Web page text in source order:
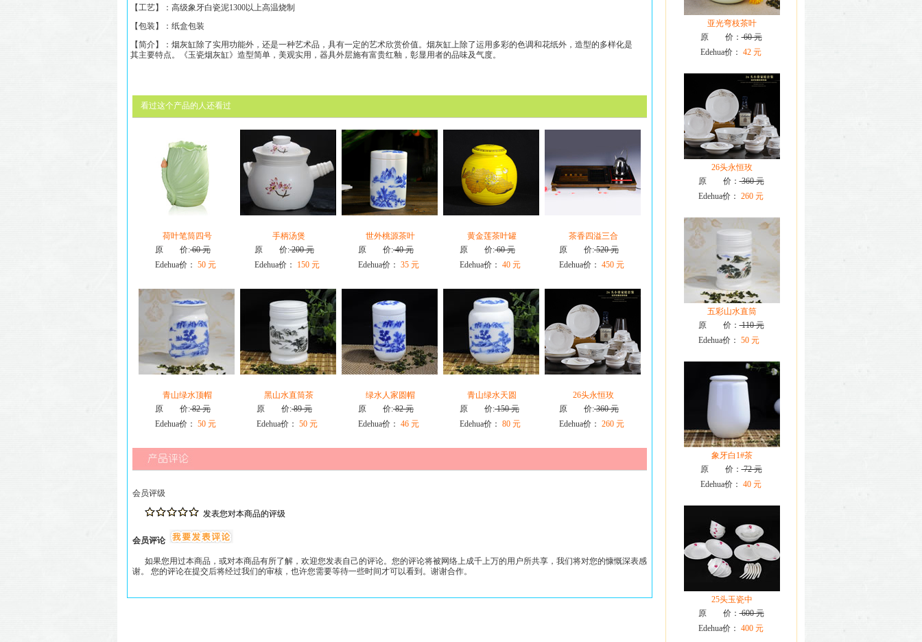
【工艺】：高级象牙白瓷泥1300以上高温烧制
【包装】：纸盒包装
【简介】：烟灰缸除了实用功能外，还是一种艺术品，具有一定的艺术欣赏价值。烟灰缸上除了运用多彩的色调和花纸外，造型的多样化是
其主要特点。《玉瓷烟灰缸》造型简单，美观实用，器具外层施有富贵红釉，彰显用者的品味及气度。
看过这个产品的人还看过
荷叶笔筒四号
原 价:60 元
Edehua价： 50 元
手柄汤煲
原 价:200 元
Edehua价：
150 元
世外桃源茶叶
原 价:40 元
Edehua价： 35 元
黄金莲茶叶罐
原 价:60 元
Edehua价： 40 元
茶香四溢三合
原 价:520 元
Edehua价： 450 元
青山绿水顶帽
原 价:82 元
Edehua价： 50 元
黑山水直筒茶
原 价:89 元
Edehua价： 50 元
绿水人家圆帽
原 价:82 元
Edehua价： 46 元
青山绿水天圆
原 价:150 元
Edehua价： 80 元
26头永恒玫
原 价:360 元
Edehua价： 260 元
会员评级
发表您对本商品的评级
会员评论
如果您用过本商品，或对本商品有所了解，欢迎您发表自己的评论。您的评论将被网络上成千上万的用户所共享，我们将对您的慷慨深表感
谢。 您的评论在提交后将经过我们的审核，也许您需要等待一些时间才可以看到。谢谢合作。
亚光弯枝茶叶
原 价：60 元
Edehua价： 42 元
26头永恒玫
原 价：360 元
Edehua价： 260 元
五彩山水直筒
原 价：110 元
Edehua价： 50 元
象牙白1#茶
原 价：72 元
Edehua价： 40 元
25头玉瓷中
原 价：600 元
Edehua价： 400 元